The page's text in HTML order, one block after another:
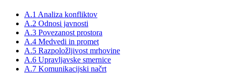
A.1 Analiza konfliktov
A.2 Odnosi javnosti
A.3 Povezanost prostora
A.4 Medvedi in promet
A.5 Razpoložljivost mrhovine
A.6 Upravljavske smernice
A.7 Komunikacijski načrt